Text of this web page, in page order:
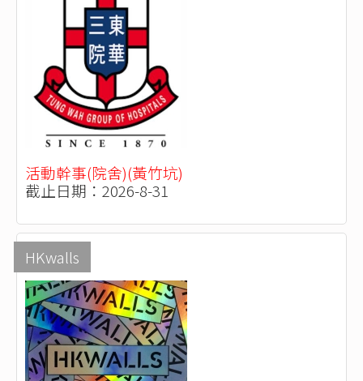
活動幹事(院舍)(黃竹坑)
截止日期：2026-8-31
HKwalls